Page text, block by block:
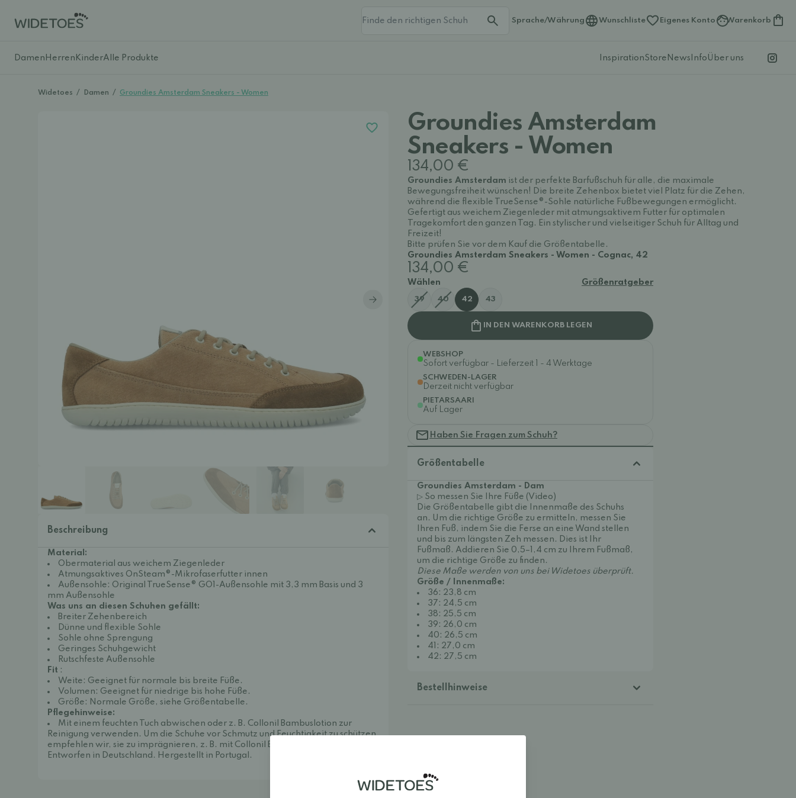
Sprache/Währung Wunschliste Eigenes Konto Warenkorb
Damen Herren KinderAlle Produkte InspirationStore News Info Über uns
Widetoes / Damen / Groundies Amsterdam Sneakers - Women
Beschreibung
Material:
Obermaterial aus weichem Ziegenleder
Atmungsaktives OnSteam®-Mikrofaserfutter innen
Außensohle: Original TrueSense® GO1-Außensohle mit 3,3 mm Basis und 3
mm Außensohle
Was uns an diesen Schuhen gefällt:
Breiter Zehenbereich
Dünne und flexible Sohle
Sohle ohne Sprengung
Geringes Schuhgewicht
Rutschfeste Außensohle
Fit :
Weite: Geeignet für normale bis breite Füße.
Volumen: Geeignet für niedrige bis hohe Füße.
Größe: Normale Größe, siehe Größentabelle.
Pflegehinweise:
Mit einem feuchten Tuch abwischen oder z. B. Collonil Bambuslotion zur
Reinigung verwenden. Um die Schuhe vor Schmutz und Feuchtigkeit zu schützen,
empfehlen wir, sie zu imprägnieren, z. B. mit Collonil Bio-Überzug.
Entworfen in Deutschland. Hergestellt in Portugal.
Groundies Amsterdam
Sneakers - Women
134,00 €
Groundies Amsterdam ist der perfekte Barfußschuh für alle, die maximale
Bewegungsfreiheit wünschen! Die breite Zehenbox bietet viel Platz für die Zehen,
während die flexible TrueSense®-Sohle natürliche Fußbewegungen ermöglicht.
Gefertigt aus weichem Ziegenleder mit atmungsaktivem Futter für optimalen
Tragekomfort den ganzen Tag. Ein stylischer und vielseitiger Schuh für Alltag und
Freizeit!
Bitte prüfen Sie vor dem Kauf die Größentabelle.
Groundies Amsterdam Sneakers - Women - Cognac, 42
134,00 €
Wählen Größenratgeber
39 40 42 43
IN DEN WARENKORB LEGEN
WEBSHOP
Sofort verfügbar - Lieferzeit 1 - 4 Werktage
SCHWEDEN-LAGER
Derzeit nicht verfügbar
PIETARSAARI
Auf Lager
Haben Sie Fragen zum Schuh?
Größentabelle
Groundies Amsterdam - Dam
▷ So messen Sie Ihre Füße (Video)
Die Größentabelle gibt die Innenmaße des Schuhs
an. Um die richtige Größe zu ermitteln, messen Sie
Ihren Fuß, indem Sie die Ferse an eine Wand stellen
und bis zum längsten Zeh messen. Dies ist Ihr
Fußmaß. Addieren Sie 0,5–1,4 cm zu Ihrem Fußmaß,
um die richtige Größe zu finden.
Diese Maße werden von uns bei Widetoes überprüft.
Größe / Innenmaße:
36: 23,8 cm
37: 24,5 cm
38: 25,5 cm
39: 26,0 cm
40: 26,5 cm
41: 27,0 cm
42: 27,5 cm
Bestellhinweise